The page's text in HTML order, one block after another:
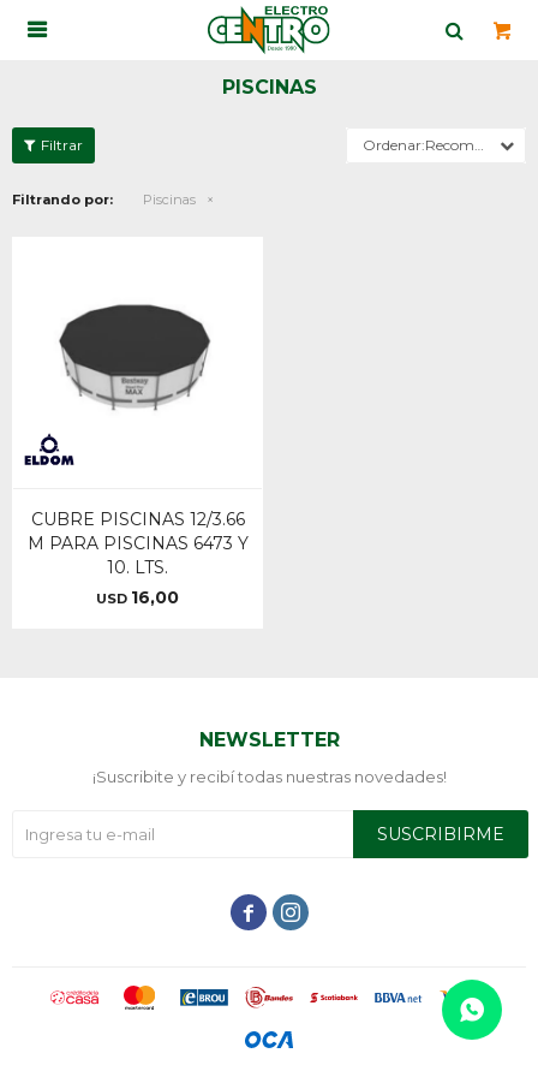

PISCINAS
Recomendados
Filtrando por: Piscinas
CUBRE PISCINAS 12/3.66
M PARA PISCINAS 6473 Y
10. LTS.
USD 16,00
NEWSLETTER
¡Suscribite y recibí todas nuestras novedades!
SUSCRIBIRME
 